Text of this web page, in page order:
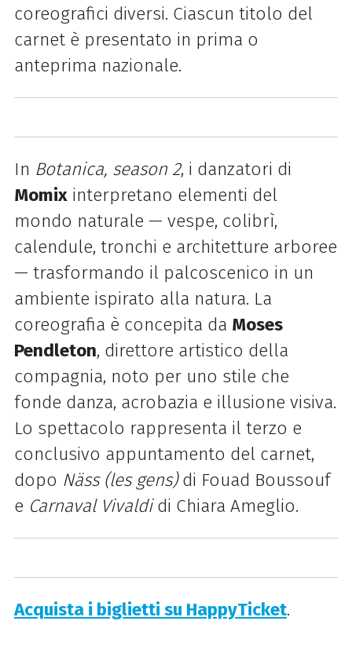
coreografici diversi. Ciascun titolo del
carnet è presentato in prima o
anteprima nazionale.
In Botanica, season 2, i danzatori di
Momixinterpretano elementi del
mondo naturale — vespe, colibrì,
calendule, tronchi e architetture arboree
— trasformando il palcoscenico in un
ambiente ispirato alla natura. La
coreografia è concepita da Moses
Pendleton, direttore artistico della
compagnia, noto per uno stile che
fonde danza, acrobazia e illusione visiva.
Lo spettacolo rappresenta il terzo e
conclusivo appuntamento del carnet,
dopo Näss (les gens)di Fouad Boussouf
e Carnaval Vivaldidi Chiara Ameglio.
Acquista i biglietti su HappyTicket.